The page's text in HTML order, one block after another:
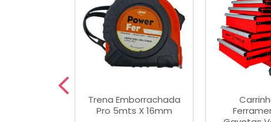
Trena Emborrachada
Pro 5mts X 16mm